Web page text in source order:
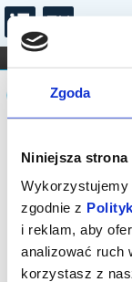
Zgoda
Niniejsza
Wykorzystujemy
zgodnie z
i reklam, aby
analizować ruch
korzystasz z
FILHARMONIA
DLA DZIECI
Sprzedaż
została